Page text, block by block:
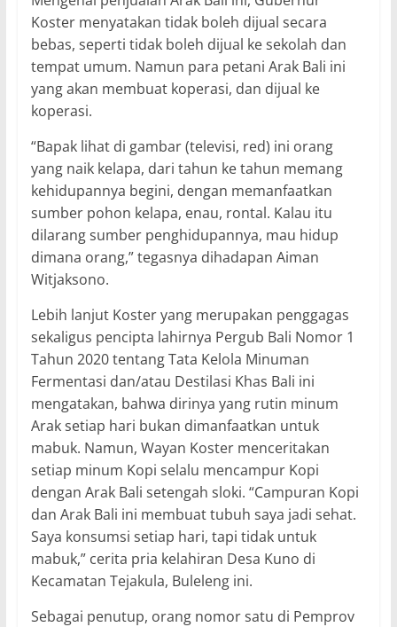
Koster menyatakan tidak boleh dijual secara
bebas, seperti tidak boleh dijual ke sekolah dan
tempat umum. Namun para petani Arak Bali ini
yang akan membuat koperasi, dan dijual ke
koperasi.
“Bapak lihat di gambar (televisi, red) ini orang
yang naik kelapa, dari tahun ke tahun memang
kehidupannya begini, dengan memanfaatkan
sumber pohon kelapa, enau, rontal. Kalau itu
dilarang sumber penghidupannya, mau hidup
dimana orang,” tegasnya dihadapan Aiman
Witjaksono.
Lebih lanjut Koster yang merupakan penggagas
sekaligus pencipta lahirnya Pergub Bali Nomor 1
Tahun 2020 tentang Tata Kelola Minuman
Fermentasi dan/atau Destilasi Khas Bali ini
mengatakan, bahwa dirinya yang rutin minum
Arak setiap hari bukan dimanfaatkan untuk
mabuk. Namun, Wayan Koster menceritakan
setiap minum Kopi selalu mencampur Kopi
dengan Arak Bali setengah sloki. “Campuran Kopi
dan Arak Bali ini membuat tubuh saya jadi sehat.
Saya konsumsi setiap hari, tapi tidak untuk
mabuk,” cerita pria kelahiran Desa Kuno di
Kecamatan Tejakula, Buleleng ini.
Sebagai penutup, orang nomor satu di Pemprov